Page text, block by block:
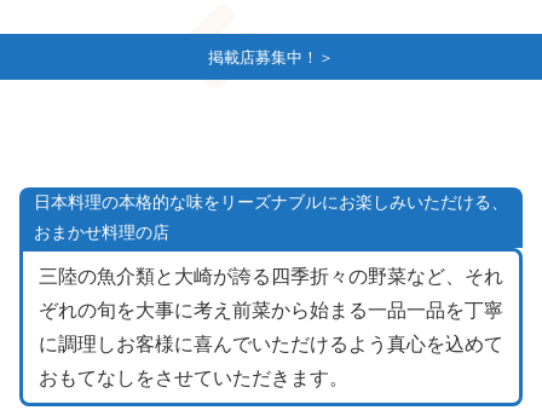
掲載店募集中！＞
日本料理の本格的な味をリーズナブルにお楽しみいただける、
おまかせ料理の店
三陸の魚介類と大崎が誇る四季折々の野菜など、それ
ぞれの旬を大事に考え前菜から始まる一品一品を丁寧
に調理しお客様に喜んでいただけるよう真心を込めて
おもてなしをさせていただきます。